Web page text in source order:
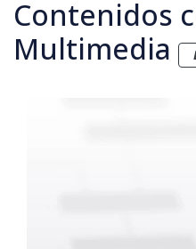
Contenidos
Multimedia